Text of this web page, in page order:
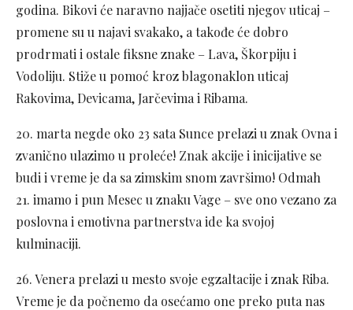
godina. Bikovi će naravno najjače osetiti njegov uticaj –
promene su u najavi svakako, a takođe će dobro
prodrmati i ostale fiksne znake – Lava, Škorpiju i
Vodoliju. Stiže u pomoć kroz blagonaklon uticaj
Rakovima, Devicama, Jarčevima i Ribama.
20. marta negde oko 23 sata Sunce prelazi u znak Ovna i
zvanično ulazimo u proleće! Znak akcije i inicijative se
budi i vreme je da sa zimskim snom završimo! Odmah
21. imamo i pun Mesec u znaku Vage – sve ono vezano za
poslovna i emotivna partnerstva ide ka svojoj
kulminaciji.
26. Venera prelazi u mesto svoje egzaltacije i znak Riba.
Vreme je da počnemo da osećamo one preko puta nas